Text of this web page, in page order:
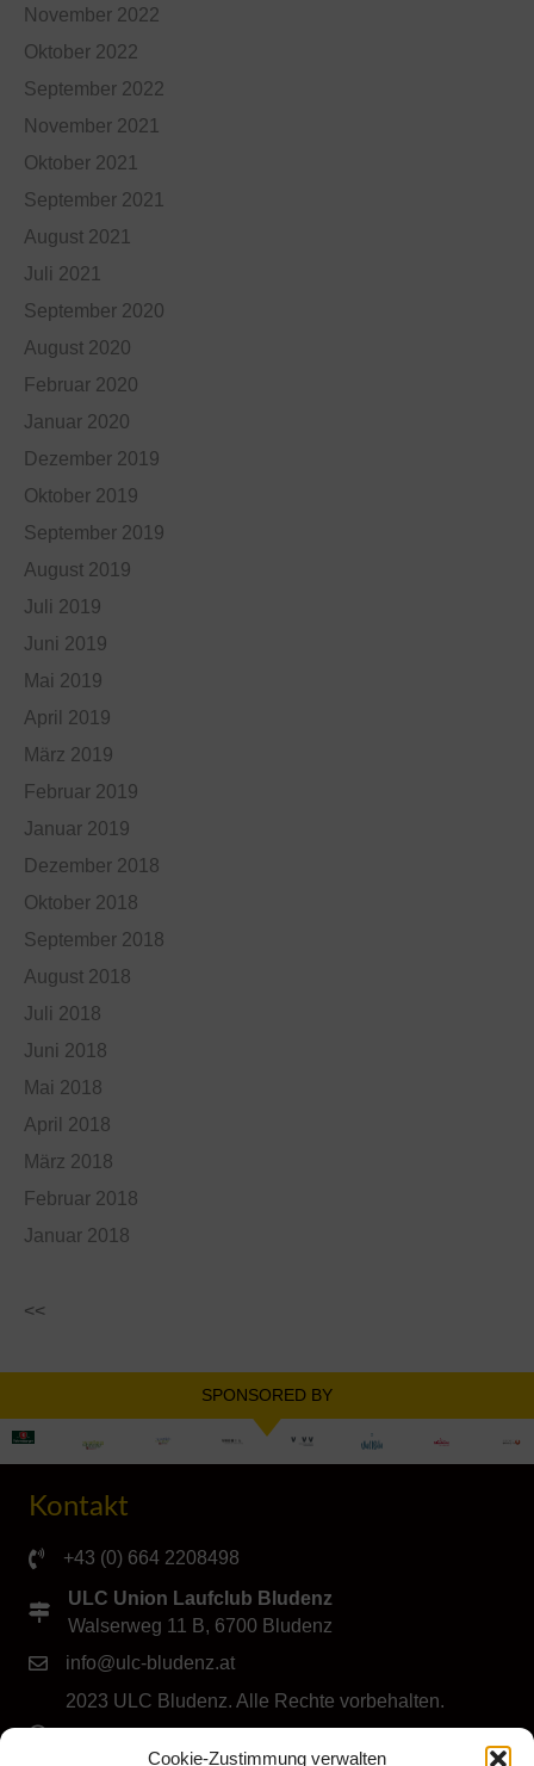
Cookie-Zustimmung verwalten
November 2022
Oktober 2022
September 2022
November 2021
Oktober 2021
September 2021
August 2021
Juli 2021
September 2020
August 2020
Februar 2020
Januar 2020
Dezember 2019
Oktober 2019
September 2019
August 2019
Juli 2019
Juni 2019
Mai 2019
April 2019
März 2019
Februar 2019
Januar 2019
Dezember 2018
Oktober 2018
September 2018
August 2018
Juli 2018
Juni 2018
Mai 2018
April 2018
März 2018
Februar 2018
Januar 2018
<<
SPONSORED BY
Kontakt
+43 (0) 664 2208498
ULC Union Laufclub Bludenz
Walserweg 11 B, 6700 Bludenz
info@ulc-bludenz.at
2023 ULC Bludenz. Alle Rechte vorbehalten.
Cookie-Richtlinie